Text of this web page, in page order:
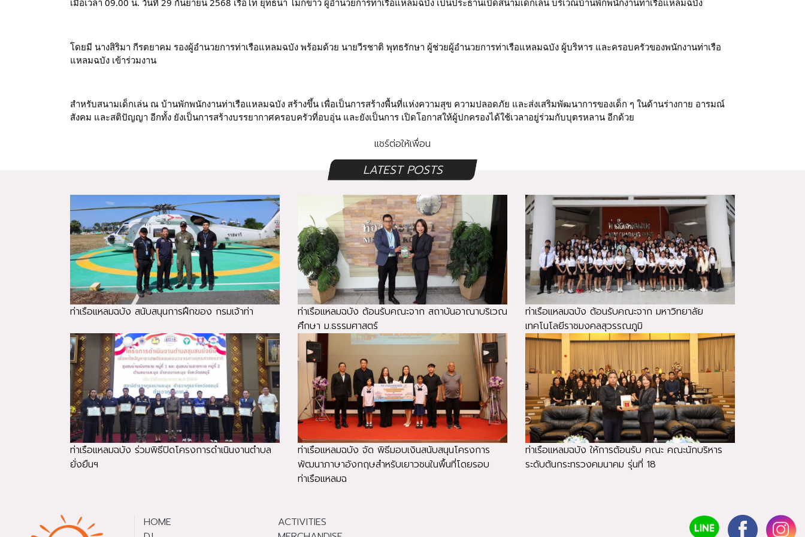
เมื่อเวลา 09.00 น. วันที่ 29 กันยายน 2568 เรือโท ยุทธนา โมกขาว ผู้อำนวยการท่าเรือแหลมฉบัง เป็นประธานเปิดสนามเด็กเล่น บริเวณบ้านพักพนักงานท่าเรือแหลมฉบัง
โดยมี นางสิริมา กีรตยาคม รองผู้อำนวยการท่าเรือแหลมฉบัง พร้อมด้วย นายวีรชาติ พุทธรักษา ผู้ช่วยผู้อำนวยการท่าเรือแหลมฉบัง ผู้บริหาร และครอบครัวของพนักงานท่าเรือ
แหลมฉบัง เข้าร่วมงาน
สำหรับสนามเด็กเล่น ณ บ้านพักพนักงานท่าเรือแหลมฉบัง สร้างขึ้น เพื่อเป็นการสร้างพื้นที่แห่งความสุข ความปลอดภัย และส่งเสริมพัฒนาการของเด็ก ๆ ในด้านร่างกาย อารมณ์
สังคม และสติปัญญา อีกทั้ง ยังเป็นการสร้างบรรยากาศครอบครัวที่อบอุ่น และยังเป็นการ เปิดโอกาสให้ผู้ปกครองได้ใช้เวลาอยู่ร่วมกับบุตรหลาน อีกด้วย
แชร์ต่อให้เพื่อน
LATEST POSTS
ท่าเรือแหลมฉบัง สนับสนุนการฝึกของ กรมเจ้าท่า
ท่าเรือแหลมฉบัง ต้อนรับคณะจาก สถาบันอาณาบริเวณ
ศึกษา ม.ธรรมศาสตร์
ท่าเรือแหลมฉบัง ต้อนรับคณะจาก มหาวิทยาลัย
เทคโนโลยีราชมงคลสุวรรณภูมิ
ท่าเรือแหลมฉบัง ร่วมพิธีปิดโครงการดำเนินงานตำบล
ยั่งยืนฯ
ท่าเรือแหลมฉบัง จัด พิธีมอบเงินสนับสนุนโครงการ
พัฒนาภาษาอังกฤษสำหรับเยาวชนในพื้นที่โดยรอบ
ท่าเรือแหลมฉ
ท่าเรือแหลมฉบัง ให้การต้อนรับ คณะ คณะนักบริหาร
ระดับต้นกระทรวงคมนาคม รุ่นที่ 18
HOME
ACTIVITIES